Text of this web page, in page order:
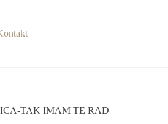
TAK IMAM TE RAD